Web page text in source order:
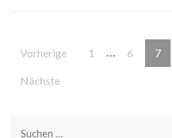
Beitragsnavigation
Vorherige Seite
1 … Seite
6 Seite
7
Nächste
Suchen